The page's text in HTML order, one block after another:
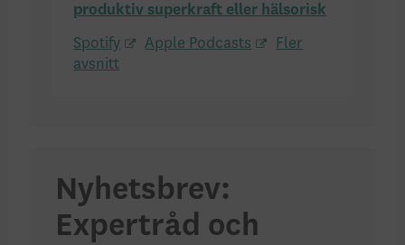
produktiv superkraft eller hälsorisk
Spotify Apple Podcasts
Fler
avsnitt
Nyhetsbrev:
Expertråd och